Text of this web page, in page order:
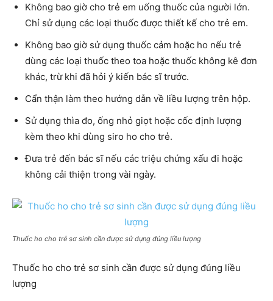
Không bao giờ cho trẻ em uống thuốc của người lớn.
Chỉ sử dụng các loại thuốc được thiết kế cho trẻ em.
Không bao giờ sử dụng thuốc cảm hoặc ho nếu trẻ
dùng các loại thuốc theo toa hoặc thuốc không kê đơn
khác, trừ khi đã hỏi ý kiến bác sĩ trước.
Cẩn thận làm theo hướng dẫn về liều lượng trên hộp.
Sử dụng thìa đo, ống nhỏ giọt hoặc cốc định lượng
kèm theo khi dùng siro ho cho trẻ.
Đưa trẻ đến bác sĩ nếu các triệu chứng xấu đi hoặc
không cải thiện trong vài ngày.
Thuốc ho cho trẻ sơ sinh cần được sử dụng đúng liều lượng
Thuốc ho cho trẻ sơ sinh cần được sử dụng đúng liều
lượng